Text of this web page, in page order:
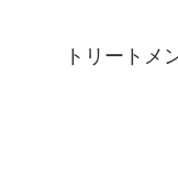
トリートメ